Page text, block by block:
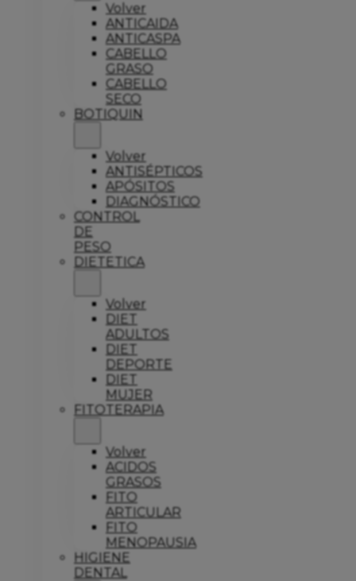
Volver
ANTICAIDA
ANTICASPA
CABELLO
GRASO
CABELLO
SECO
BOTIQUIN
Volver
ANTISÉPTICOS
APÓSITOS
DIAGNÓSTICO
CONTROL
DE
PESO
DIETETICA
Volver
DIET
ADULTOS
DIET
DEPORTE
DIET
MUJER
FITOTERAPIA
Volver
ACIDOS
GRASOS
FITO
ARTICULAR
FITO
MENOPAUSIA
HIGIENE
DENTAL